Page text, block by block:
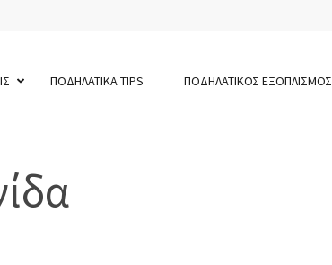
ΠΟΔΗΛΑΤΙΚΑ TIPS ΠΟΔΗΛΑΤΙΚΟΣ ΕΞΟΠΛΙΣΜΟΣ